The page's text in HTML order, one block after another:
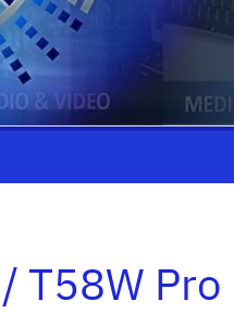
T58W Pro